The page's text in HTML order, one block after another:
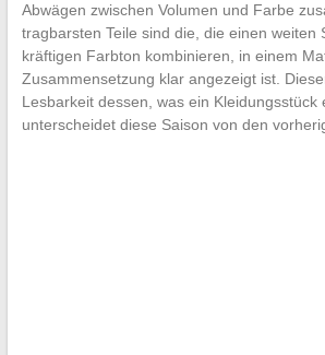
Abwägen zwischen Volumen und Farbe
tragbarsten Teile sind die, die einen weiten
kräftigen Farbton kombinieren, in einem
Zusammensetzung klar angezeigt ist.
Lesbarkeit dessen, was ein Kleidungsstück
unterscheidet diese Saison von den